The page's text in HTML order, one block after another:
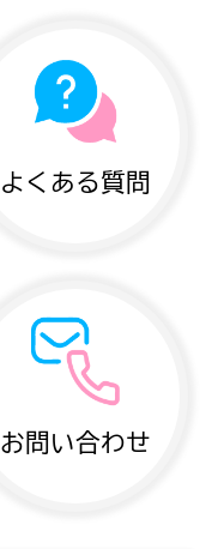
よくある質問
お問い合わせ